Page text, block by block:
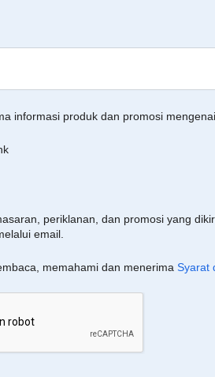
informasi produk dan promosi
periklanan, dan promosi yang
email.
memahami dan menerima Syarat